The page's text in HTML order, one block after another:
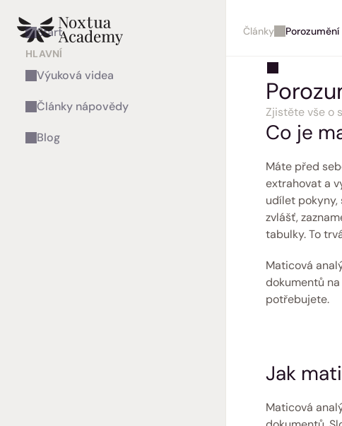
Start
HLAVNÍ
Výuková videa
Články nápovědy
Blog
Články
Zjistěte vše o
Co je
Máte před
extrahovat a
udílet pokyny,
zvlášť,
tabulky. To
Maticová
dokumentů
potřebujete.
Jak
Maticová